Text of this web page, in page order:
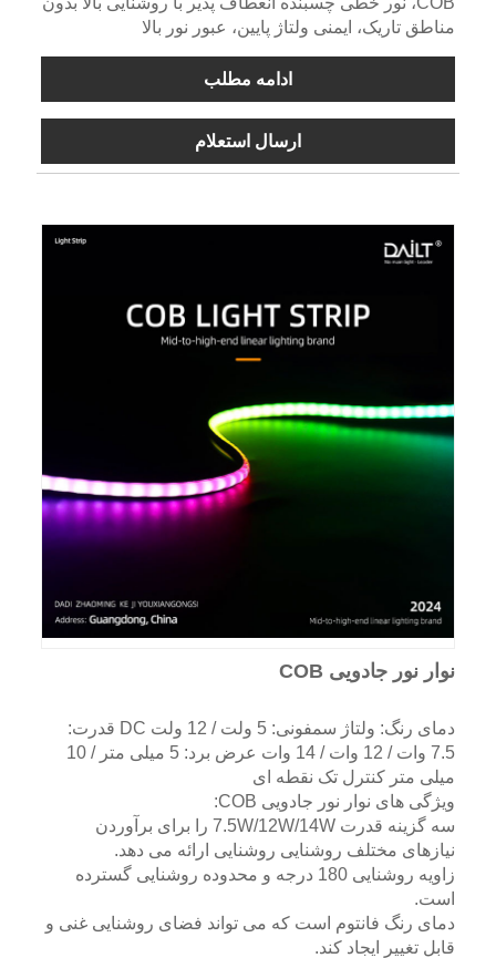
مناطق تاریک، ایمنی ولتاژ پایین، عبور نور بالا
ادامه مطلب
ارسال استعلام
نوار نور جادویی COB
دمای رنگ: ولتاژ سمفونی: 5 ولت / 12 ولت DC قدرت:
7.5 وات / 12 وات / 14 وات عرض برد: 5 میلی متر / 10
میلی متر کنترل تک نقطه ای
ویژگی های نوار نور جادویی COB:
سه گزینه قدرت 7.5W/12W/14W را برای برآوردن
نیازهای مختلف روشنایی روشنایی ارائه می دهد.
زاویه روشنایی 180 درجه و محدوده روشنایی گسترده
است.
دمای رنگ فانتوم است که می تواند فضای روشنایی غنی و
قابل تغییر ایجاد کند.